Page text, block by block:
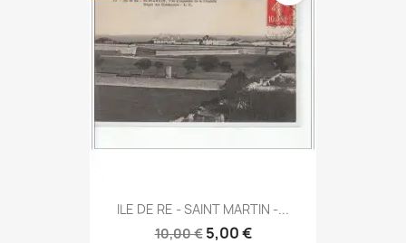
ILE DE RE - SAINT MARTIN -...
10,00 € 5,00 €